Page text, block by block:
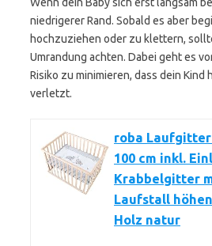
niedrigerer Rand. Sobald es aber
hochzuziehen oder zu klettern,
Umrandung achten. Dabei geht es
Risiko zu minimieren, dass dein Kind
verletzt.
roba Laufgitter
100 cm inkl.
Krabbelgitter
Laufstall
Holz natur